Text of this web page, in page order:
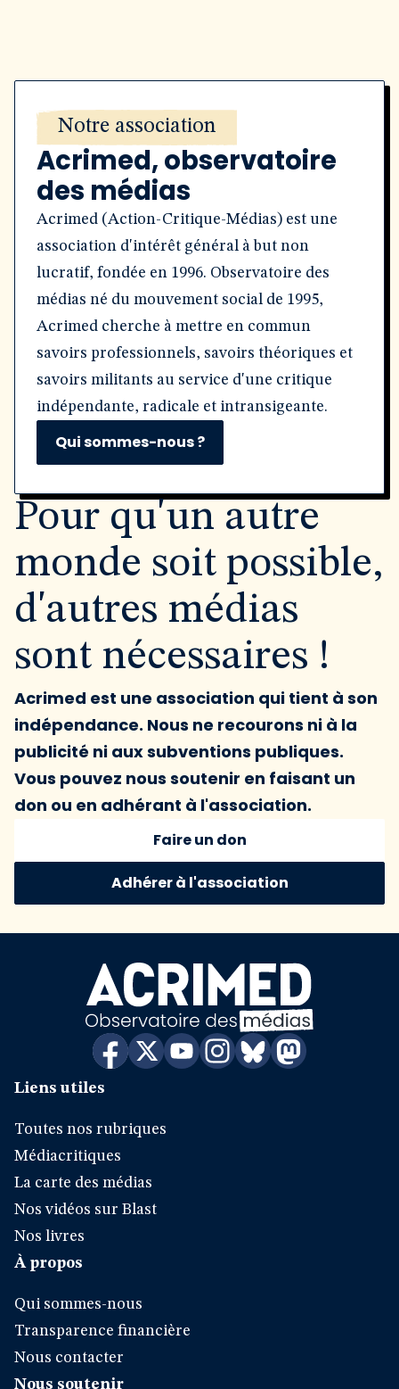
Notre association
Acrimed, observatoire
des médias
Acrimed (Action-Critique-Médias) est une
association d'intérêt général à but non
lucratif, fondée en 1996. Observatoire des
médias né du mouvement social de 1995,
Acrimed cherche à mettre en commun
savoirs professionnels, savoirs théoriques et
savoirs militants au service d'une critique
indépendante, radicale et intransigeante.
Qui sommes-nous ?
Pour qu'un autre
monde soit possible,
d'autres médias
sont nécessaires !
Acrimed est une association qui tient à son
indépendance. Nous ne recourons ni à la
publicité ni aux subventions publiques.
Vous pouvez nous soutenir en faisant un
don ou en adhérant à l'association.
Faire un don
Adhérer à l'association
Liens utiles
Toutes nos rubriques
Médiacritiques
La carte des médias
Nos vidéos sur Blast
Nos livres
À propos
Qui sommes-nous
Transparence financière
Nous contacter
Nous soutenir